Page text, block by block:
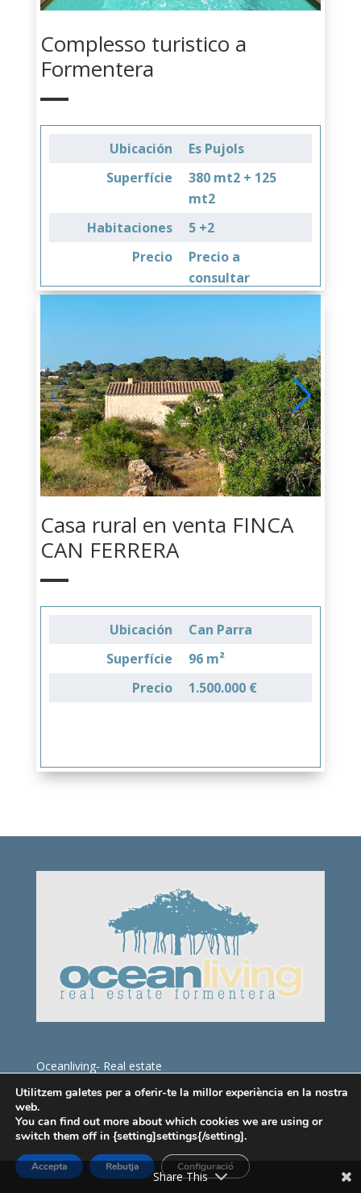
Complesso turistico a
Formentera
Ubicación
Es Pujols
Superfície
380 mt2 + 125
mt2
Habitaciones
5 +2
Precio
Precio a
consultar
Casa rural en venta FINCA
CAN FERRERA
Ubicación
Can Parra
Superfície
96 m²
Precio
1.500.000 €
Oceanliving- Real estate
Carrer Sant Joan, 53
07860 S.Francisco Javier
Formentera
Vedi mappa di localizzazione
Utilitzem galetes per a oferir-te la millor experiència en la nostra
web.
You can find out more about which cookies we are using or
switch them off in {setting]settings{/setting].
Accepta Rebutja Configuració
Share This